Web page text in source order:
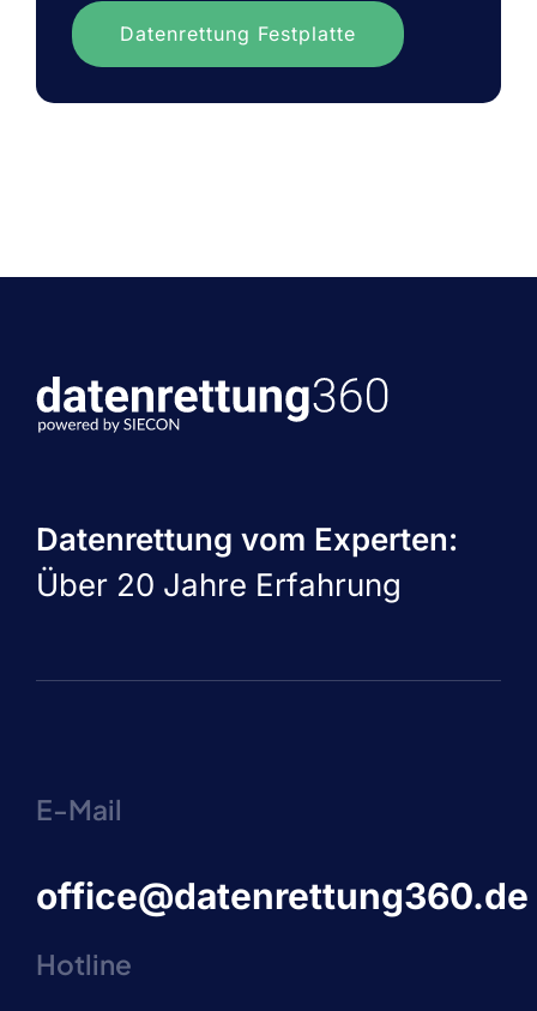
Datenrettung Festplatte
Datenrettung vom Experten:
Über 20 Jahre Erfahrung
E-Mail
office@datenrettung360.de
Hotline